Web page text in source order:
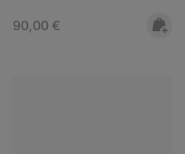
Regular price:
90,00 €